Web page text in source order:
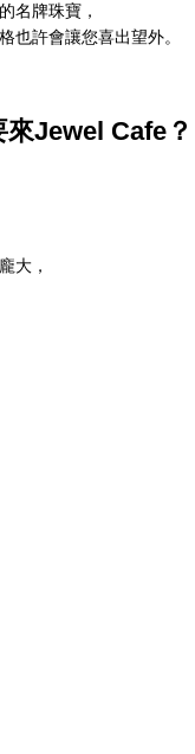
名牌珠寶，
也許會讓您喜出望外。
Jewel Cafe？
大，